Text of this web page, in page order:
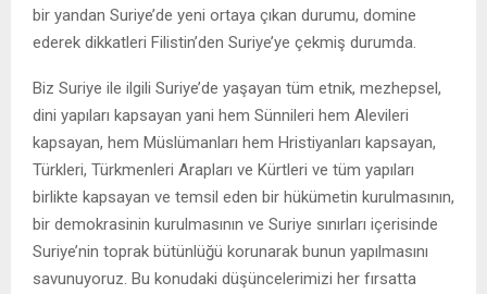
bir yandan Suriye’de yeni ortaya çıkan durumu, domine
ederek dikkatleri Filistin’den Suriye’ye çekmiş durumda.
Biz Suriye ile ilgili Suriye’de yaşayan tüm etnik, mezhepsel,
dini yapıları kapsayan yani hem Sünnileri hem Alevileri
kapsayan, hem Müslümanları hem Hristiyanları kapsayan,
Türkleri, Türkmenleri Arapları ve Kürtleri ve tüm yapıları
birlikte kapsayan ve temsil eden bir hükümetin kurulmasının,
bir demokrasinin kurulmasının ve Suriye sınırları içerisinde
Suriye’nin toprak bütünlüğü korunarak bunun yapılmasını
savunuyoruz. Bu konudaki düşüncelerimizi her fırsatta